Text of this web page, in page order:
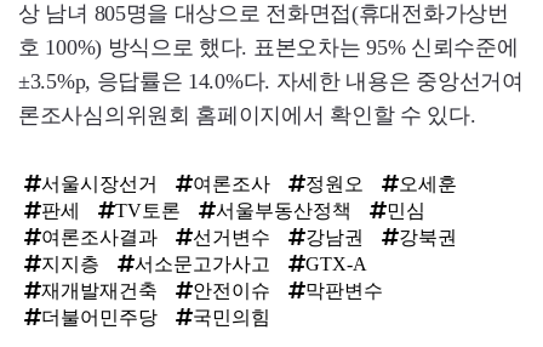
상 남녀 805명을 대상으로 전화면접(휴대전화가상번
호 100%) 방식으로 했다. 표본오차는 95% 신뢰수준에
±3.5%p, 응답률은 14.0%다. 자세한 내용은 중앙선거여
론조사심의위원회 홈페이지에서 확인할 수 있다.
서울시장선거 여론조사 정원오
오세훈
판세
TV토론 서울부동산정책
민심
여론조사결과
선거변수 강남권
강북권
지지층
서소문고가사고
GTX-A
재개발재건축
안전이슈
막판변수
더불어민주당
국민의힘